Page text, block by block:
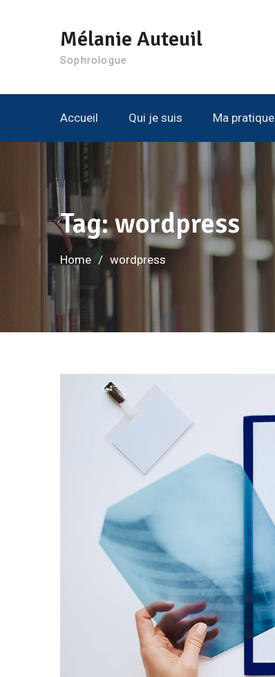
Mélanie Auteuil
Sophrologue
Accueil Qui je suis Ma pratique
Tag: wordpress
Home wordpress